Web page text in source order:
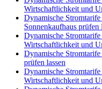
Wirtschaftlichkeit und
Dynamische
Sonnenkaufhaus prüfen
Dynamische
Wirtschaftlichkeit und
Dynamische
prüfen lassen
Dynamische
Wirtschaftlichkeit und